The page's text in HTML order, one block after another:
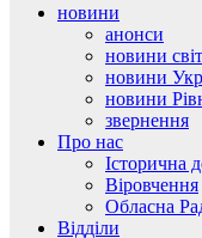
новини
анонси
новини
новини
новини
звернення
Про нас
Історична
Віровчення
Обласна
Відділи